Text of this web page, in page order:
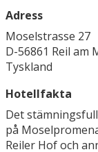
Adress
Moselstrasse 27
D-56861 Reil am
Tyskland
Hotellfakta
Det
på
Reiler Hof och